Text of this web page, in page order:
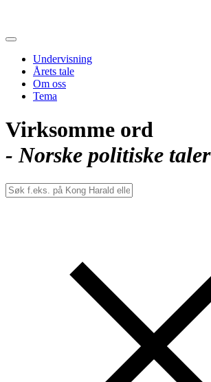
Undervisning
Årets tale
Om oss
Tema
Virksomme ord
- Norske politiske taler